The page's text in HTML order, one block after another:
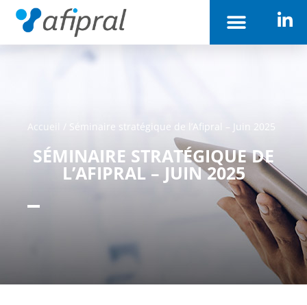
Accueil / Séminaire stratégique de l’Afipral – Juin 2025
SÉMINAIRE STRATÉGIQUE DE
L’AFIPRAL – JUIN 2025